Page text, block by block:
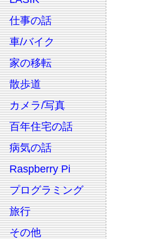
仕事の話
車/バイク
家の移転
散歩道
カメラ/写真
百年住宅の話
病気の話
Raspberry Pi
プログラミング
旅行
その他